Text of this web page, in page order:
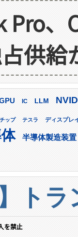
Pro
供給
IC LLM
チップ テスラ ディスプレ
半導体製造装置
】ト
を禁止